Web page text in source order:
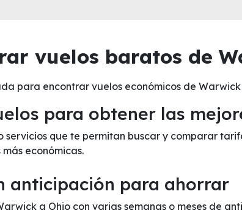
vuelos baratos de
para encontrar vuelos económicos de
para obtener las
servicios que te permitan buscar y comparar
económicas.
anticipación para ahorrar
a Ohio con varias semanas o meses de